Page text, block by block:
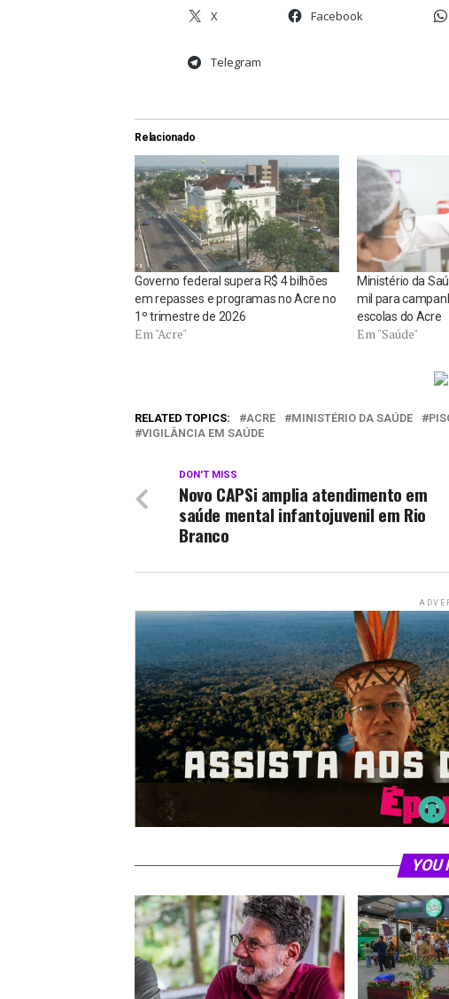
X Facebook
Telegram
Relacionado
Governo federal supera R$ 4 bilhões
em repasses e programas no Acre no
1º trimestre de 2026
Em "Acre"
Ministério da
mil para
escolas do Acre
Em "Saúde"
RELATED TOPICS: ACRE MINISTÉRIO DA SAÚDE
VIGILÂNCIA EM SAÚDE
DON'T MISS
Novo CAPSi amplia atendimento em
saúde mental infantojuvenil em Rio
Branco
YOU